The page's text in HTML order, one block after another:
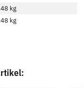
kg
kg